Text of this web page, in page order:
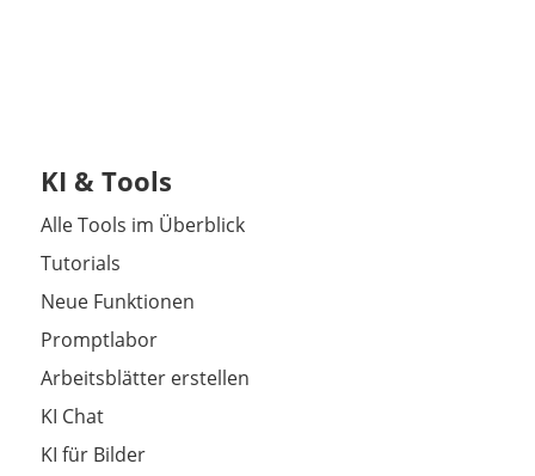
KI & Tools
Alle Tools im Überblick
Tutorials
Neue Funktionen
Promptlabor
Arbeitsblätter erstellen
KI Chat
KI für Bilder